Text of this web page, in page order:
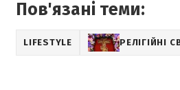
Пов'язані теми:
LIFESTYLE РЕЛІГІЙНІ